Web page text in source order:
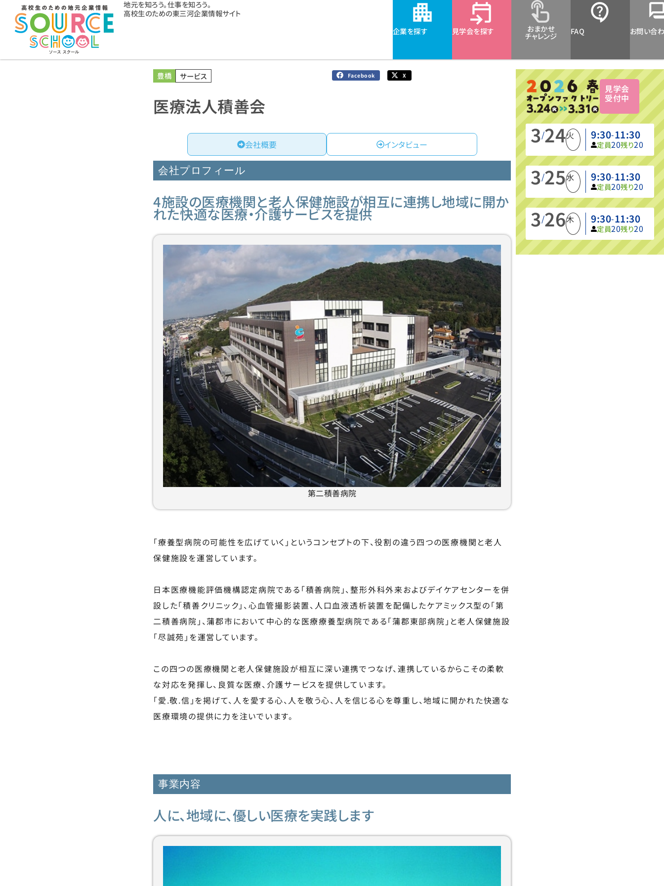
地元を知ろう。仕事を知ろう。
高校生のための東三河企業情報サイト
企業を探す
見学会を探す おまかせ
チャレンジ FAQ お問い合
豊橋 サービス Facebook X
医療法人積善会
会社概要 インタビュー
会社プロフィール
4施設の医療機関と老人保健施設が相互に連携し地域に開か
れた快適な医療・介護サービスを提供
第二積善病院
「療養型病院の可能性を広げていく」というコンセプトの下、役割の違う四つの医療機関と老人
保健施設を運営しています。
日本医療機能評価機構認定病院である「積善病院」、整形外科外来およびデイケアセンターを併
設した「積善クリニック」、心血管撮影装置、人口血液透析装置を配備したケアミックス型の「第
二積善病院」、蒲郡市において中心的な医療療養型病院である「蒲郡東部病院」と老人保健施設
「尽誠苑」を運営しています。
この四つの医療機関と老人保健施設が相互に深い連携でつなげ、連携しているからこその柔軟
な対応を発揮し、良質な医療、介護サービスを提供しています。
「愛.敬.信」を掲げて、人を愛する心、人を敬う心、人を信じる心を尊重し、地域に開かれた快適な
医療環境の提供に力を注いでいます。
事業内容
人に、地域に、優しい医療を実践します
見学会
受付中
3/24火 9:30-11:30
定員20残り20
3/25水 9:30-11:30
定員20残り20
3/26木 9:30-11:30
定員20残り20